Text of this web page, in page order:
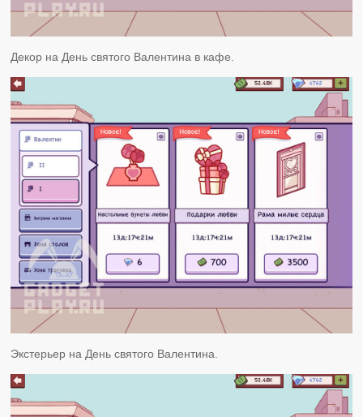
Декор на День святого Валентина в кафе.
Экстерьер на День святого Валентина.